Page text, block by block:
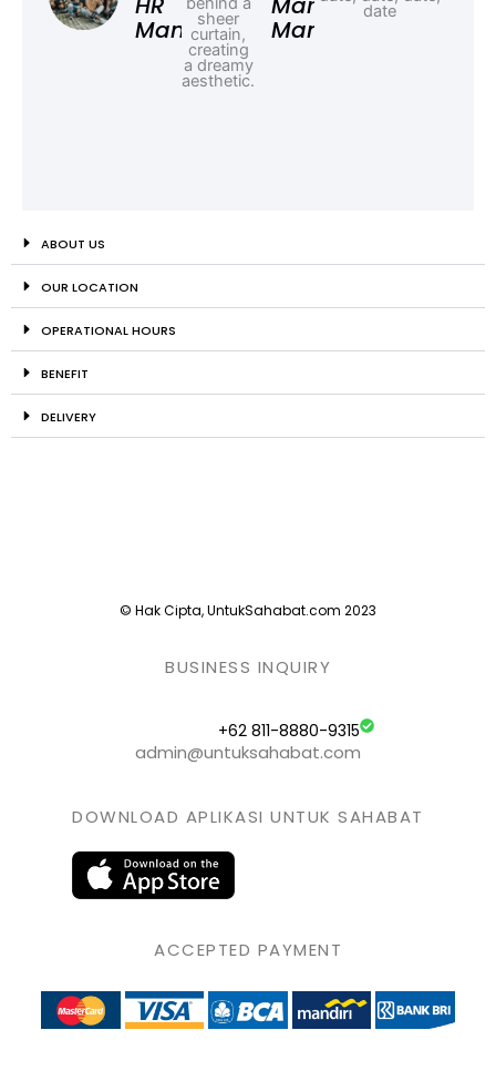
Manager Manager
ABOUT US
OUR LOCATION
OPERATIONAL HOURS
BENEFIT
DELIVERY
© Hak Cipta, UntukSahabat.com 2023
BUSINESS INQUIRY
+62 811-8880-9315
admin@untuksahabat.com
DOWNLOAD APLIKASI UNTUK SAHABAT
ACCEPTED PAYMENT